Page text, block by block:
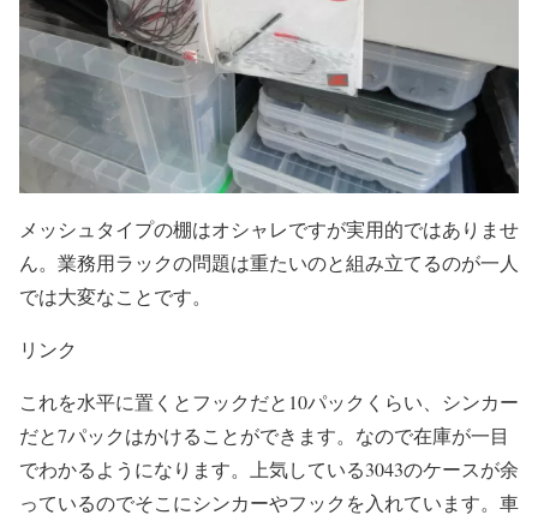
メッシュタイプの棚はオシャレですが実用的ではありませ
ん。業務用ラックの問題は重たいのと組み立てるのが一人
では大変なことです。
リンク
これを水平に置くとフックだと10パックくらい、シンカー
だと7パックはかけることができます。なので在庫が一目
でわかるようになります。上気している3043のケースが余
っているのでそこにシンカーやフックを入れています。車